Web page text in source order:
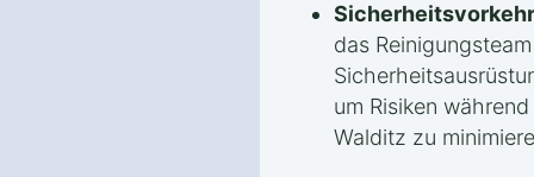
das
um Risiken
Walditz zu